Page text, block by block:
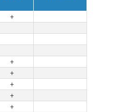
+
+
+
+
+
+